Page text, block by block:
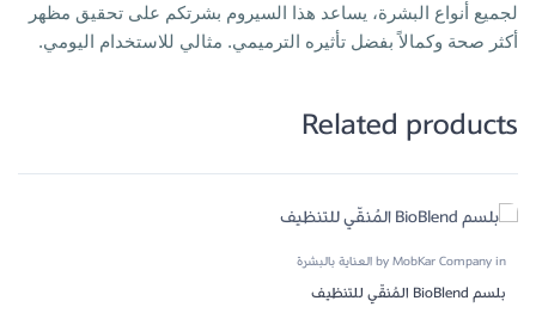
لجميع أنواع البشرة، يساعد هذا السيروم بشرتكم على تحقيق مظهر
أكثر صحة وكمالاً بفضل تأثيره الترميمي. مثالي للاستخدام اليومي.
Related products
byMobKar Companyin العناية بالبشرة
بلسم BioBlend المُنقّي للتنظيف